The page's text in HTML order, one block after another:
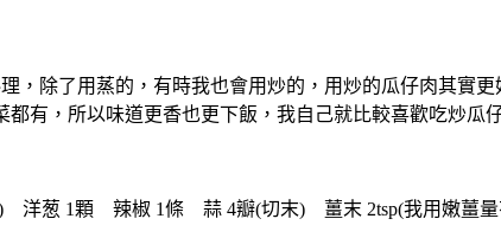
，除了用蒸的，有時我也會用炒的，用炒的瓜仔肉其實
有，所以味道更香也更下飯，我自己就比較喜歡吃炒瓜
洋葱 1顆 辣椒 1條 蒜 4瓣(切末) 薑末 2tsp(我用嫩薑